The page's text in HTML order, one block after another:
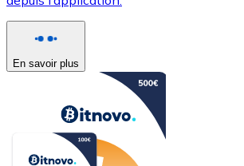
En savoir plus